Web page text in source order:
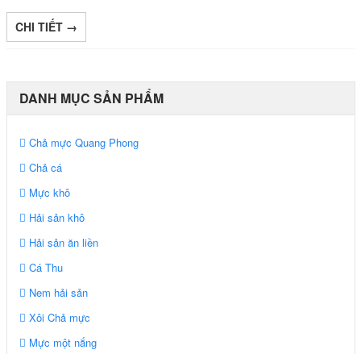
CHI TIẾT →
DANH MỤC SẢN PHẨM
Chả mực Quang Phong
Chả cá
Mực khô
Hải sản khô
Hải sản ăn liền
Cá Thu
Nem hải sản
Xôi Chả mực
Mực một nắng